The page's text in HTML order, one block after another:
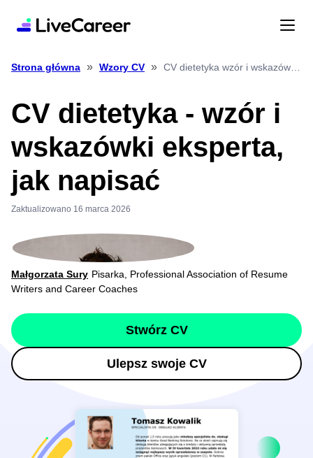
Strona główna » Wzory CV »
CV dietetyka - wzór i
wskazówki eksperta,
jak napisać
Zaktualizowano 16 marca 2026
Małgorzata Sury Pisarka, Professional Association of Resume
Writers and Career Coaches
Stwórz CV
Ulepsz swoje CV